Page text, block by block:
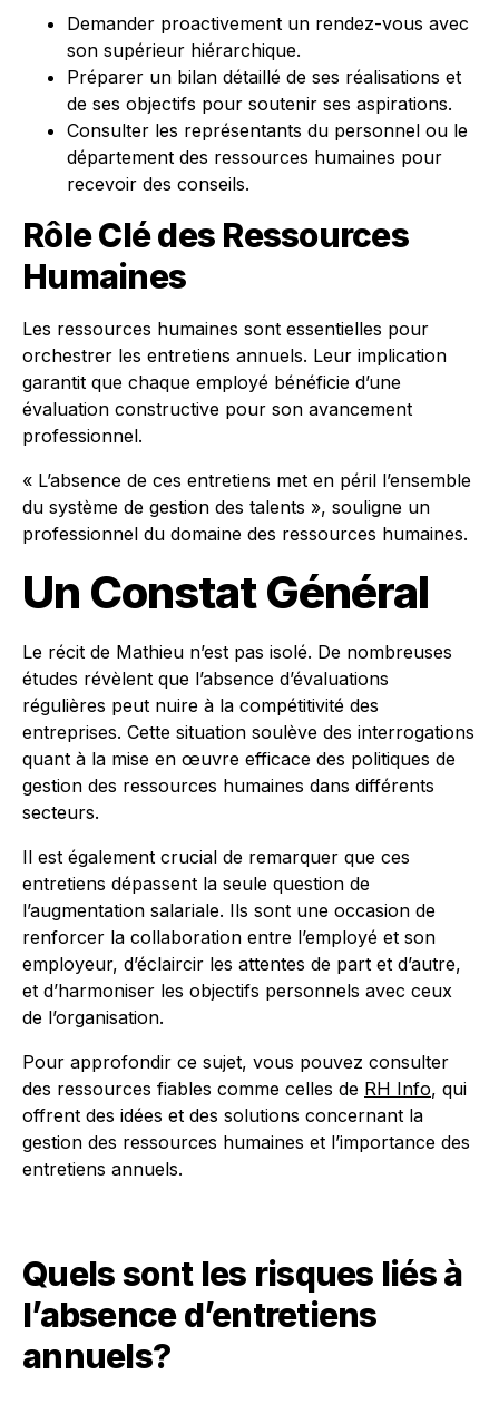
Demander proactivement un rendez-vous avec
son supérieur hiérarchique.
Préparer un bilan détaillé de ses réalisations et
de ses objectifs pour soutenir ses aspirations.
Consulter les représentants du personnel ou le
département des ressources humaines pour
recevoir des conseils.
Rôle Clé des Ressources
Humaines
Les ressources humaines sont essentielles pour
orchestrer les entretiens annuels. Leur implication
garantit que chaque employé bénéficie d’une
évaluation constructive pour son avancement
professionnel.
« L’absence de ces entretiens met en péril l’ensemble
du système de gestion des talents », souligne un
professionnel du domaine des ressources humaines.
Un Constat Général
Le récit de Mathieu n’est pas isolé. De nombreuses
études révèlent que l’absence d’évaluations
régulières peut nuire à la compétitivité des
entreprises. Cette situation soulève des interrogations
quant à la mise en œuvre efficace des politiques de
gestion des ressources humaines dans différents
secteurs.
Il est également crucial de remarquer que ces
entretiens dépassent la seule question de
l’augmentation salariale. Ils sont une occasion de
renforcer la collaboration entre l’employé et son
employeur, d’éclaircir les attentes de part et d’autre,
et d’harmoniser les objectifs personnels avec ceux
de l’organisation.
Pour approfondir ce sujet, vous pouvez consulter
des ressources fiables comme celles de RH Info, qui
offrent des idées et des solutions concernant la
gestion des ressources humaines et l’importance des
entretiens annuels.
Quels sont les risques liés à
l’absence d’entretiens
annuels?